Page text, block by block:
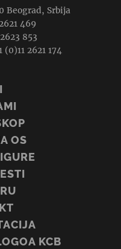
Beograd, Srbija
469
853
2621 174
OS
KCB